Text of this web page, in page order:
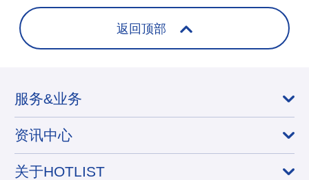
返回顶部
服务&业务
资讯中心
关于HOTLIST